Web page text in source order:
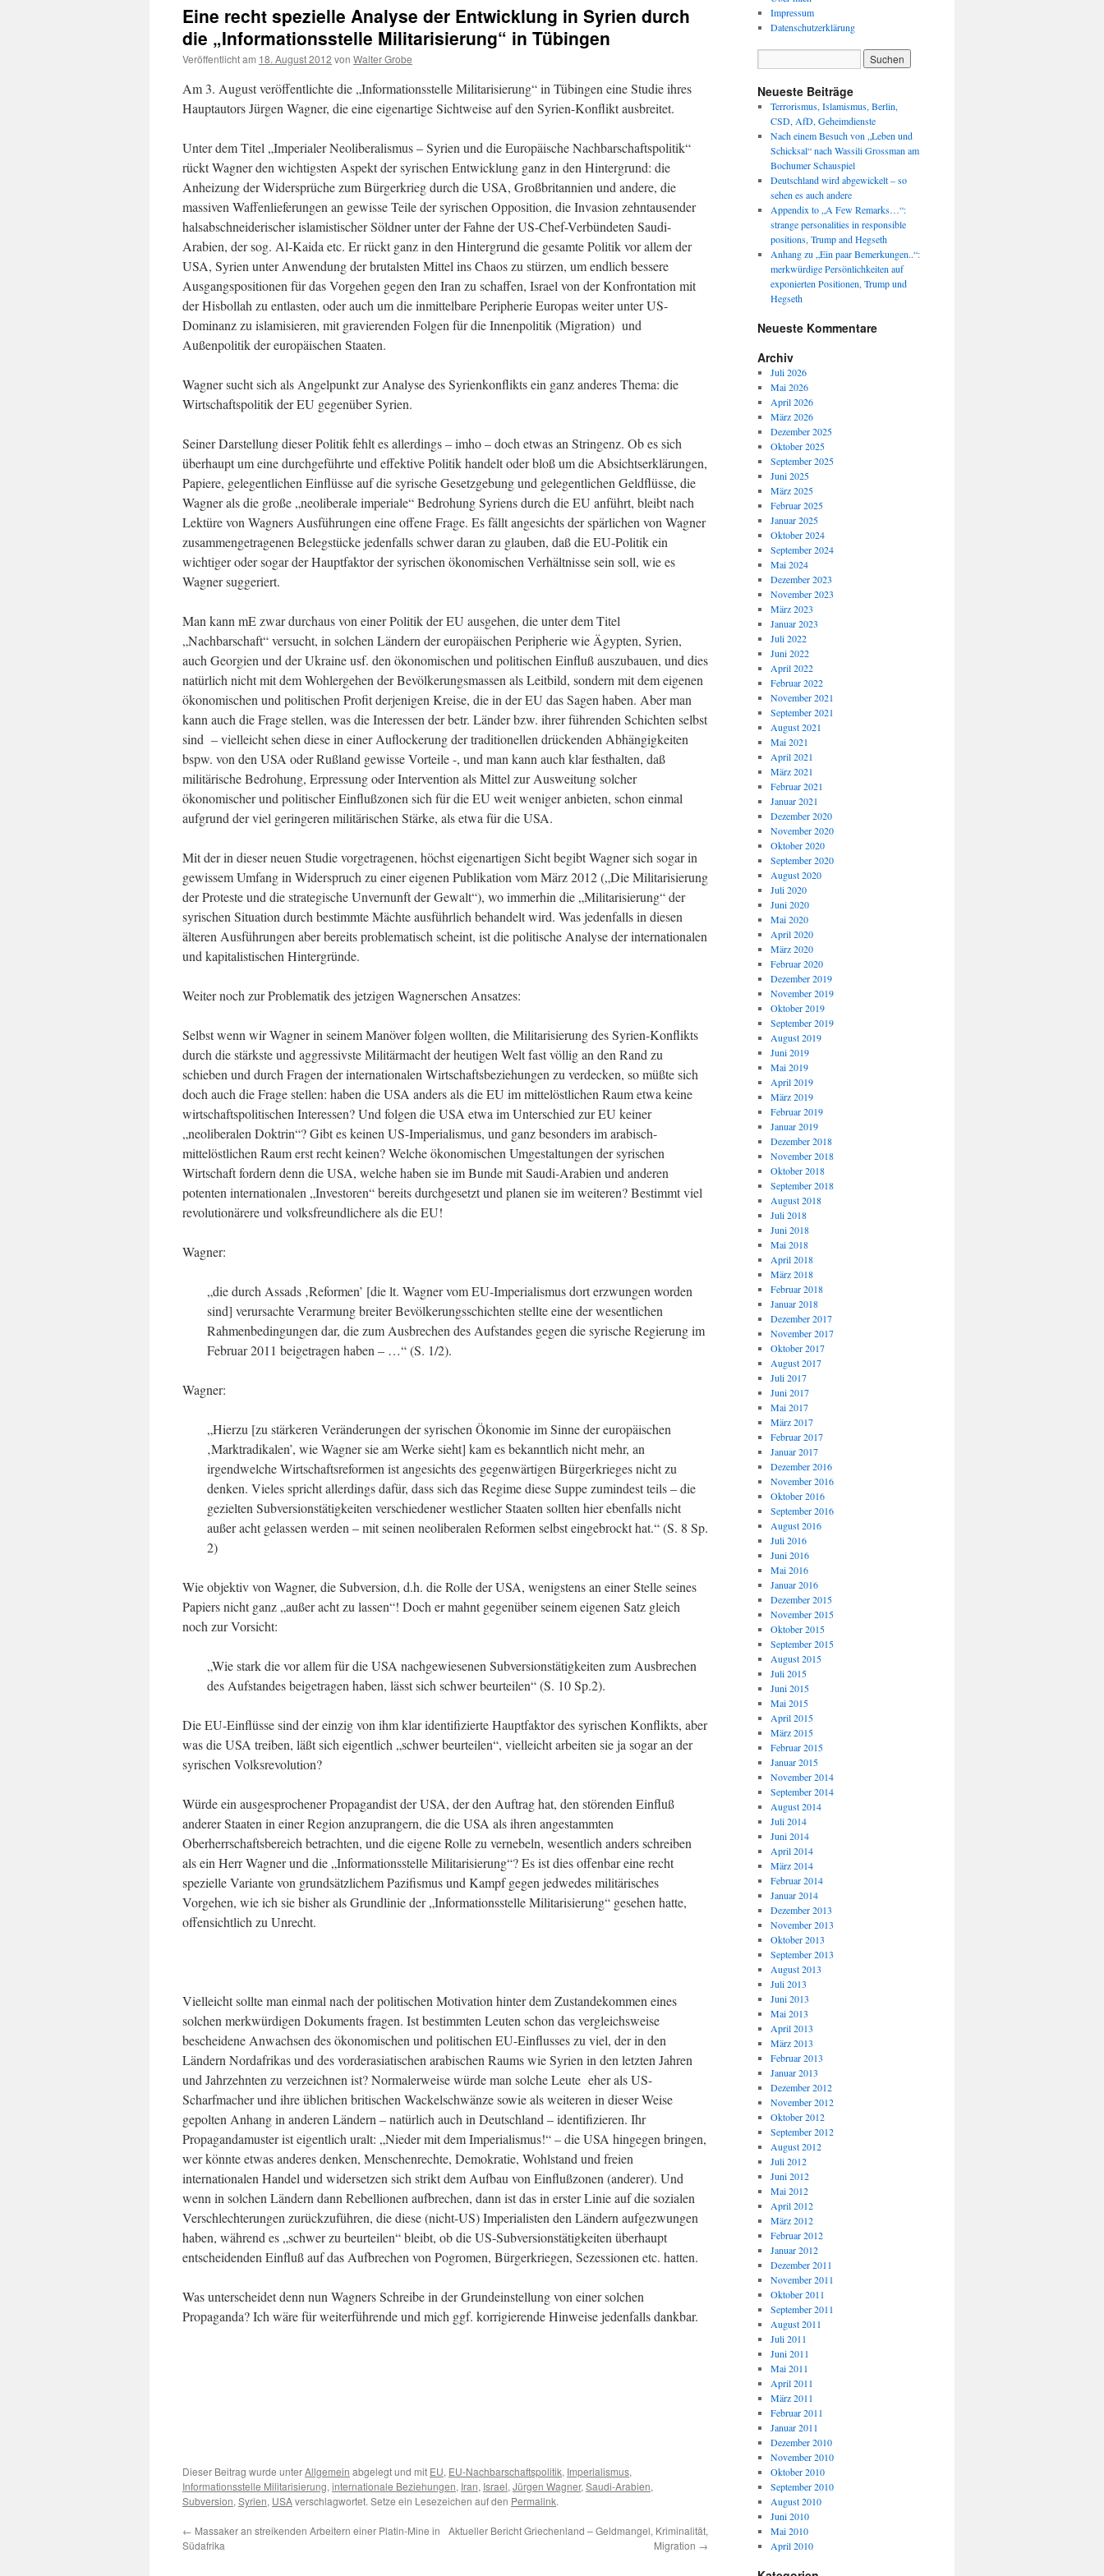
Eine recht spezielle Analyse der Entwicklung in Syrien durch
die „Informationsstelle Militarisierung“ in Tübingen
Veröffentlicht am 18. August 2012 von Walter Grobe
Am 3. August veröffentlichte die „Informationsstelle Militarisierung“ in Tübingen eine Studie ihres
Hauptautors Jürgen Wagner, die eine eigenartige Sichtweise auf den Syrien-Konflikt ausbreitet.
Unter dem Titel „Imperialer Neoliberalismus – Syrien und die Europäische Nachbarschaftspolitik“
rückt Wagner den wichtigsten Aspekt der syrischen Entwicklung ganz in den Hintergrund: die
Anheizung der Widersprüche zum Bürgerkrieg durch die USA, Großbritannien und andere, die
massiven Waffenlieferungen an gewisse Teile der syrischen Opposition, die Invasion zehntausender
halsabschneiderischer islamistischer Söldner unter der Fahne der US-Chef-Verbündeten Saudi-
Arabien, der sog. Al-Kaida etc. Er rückt ganz in den Hintergrund die gesamte Politik vor allem der
USA, Syrien unter Anwendung der brutalsten Mittel ins Chaos zu stürzen, um endlich bessere
Ausgangspositionen für das Vorgehen gegen den Iran zu schaffen, Israel von der Konfrontation mit
der Hisbollah zu entlasten, oder auch um die inmittelbare Peripherie Europas weiter unter US-
Dominanz zu islamisieren, mit gravierenden Folgen für die Innenpolitik (Migration) und
Außenpolitik der europäischen Staaten.
Wagner sucht sich als Angelpunkt zur Analyse des Syrienkonflikts ein ganz anderes Thema: die
Wirtschaftspolitik der EU gegenüber Syrien.
Seiner Darstellung dieser Politik fehlt es allerdings – imho – doch etwas an Stringenz. Ob es sich
überhaupt um eine durchgeführte und effektive Politik handelt oder bloß um die Absichtserklärungen,
Papiere, gelegentlichen Einflüsse auf die syrische Gesetzgebung und gelegentlichen Geldflüsse, die
Wagner als die große „neoliberale imperiale“ Bedrohung Syriens durch die EU anführt, bleibt nach
Lektüre von Wagners Ausführungen eine offene Frage. Es fällt angesichts der spärlichen von Wagner
zusammengetragenen Belegstücke jedenfalls schwer daran zu glauben, daß die EU-Politik ein
wichtiger oder sogar der Hauptfaktor der syrischen ökonomischen Verhältnisse sein soll, wie es
Wagner suggeriert.
Man kann mE zwar durchaus von einer Politik der EU ausgehen, die unter dem Titel
„Nachbarschaft“ versucht, in solchen Ländern der europäischen Peripherie wie Ägypten, Syrien,
auch Georgien und der Ukraine usf. den ökonomischen und politischen Einfluß auszubauen, und dies
natürlich nicht mit dem Wohlergehen der Bevölkerungsmassen als Leitbild, sondern mit dem eigenen
ökonomischen und politischen Profit derjenigen Kreise, die in der EU das Sagen haben. Aber man
kann auch die Frage stellen, was die Interessen der betr. Länder bzw. ihrer führenden Schichten selbst
sind – vielleicht sehen diese in einer Auflockerung der traditionellen drückenden Abhängigkeiten
bspw. von den USA oder Rußland gewisse Vorteile -, und man kann auch klar festhalten, daß
militärische Bedrohung, Erpressung oder Intervention als Mittel zur Ausweitung solcher
ökonomischer und politischer Einflußzonen sich für die EU weit weniger anbieten, schon einmal
aufgrund der viel geringeren militärischen Stärke, als etwa für die USA.
Mit der in dieser neuen Studie vorgetragenen, höchst eigenartigen Sicht begibt Wagner sich sogar in
gewissem Umfang in Widerspruch zu einer eigenen Publikation vom März 2012 („Die Militarisierung
der Proteste und die strategische Unvernunft der Gewalt“), wo immerhin die „Militarisierung“ der
syrischen Situation durch bestimmte Mächte ausführlich behandelt wird. Was jedenfalls in diesen
älteren Ausführungen aber bereits problematisch scheint, ist die politische Analyse der internationalen
und kapitalistischen Hintergründe.
Weiter noch zur Problematik des jetzigen Wagnerschen Ansatzes:
Selbst wenn wir Wagner in seinem Manöver folgen wollten, die Militarisierung des Syrien-Konflikts
durch die stärkste und aggressivste Militärmacht der heutigen Welt fast völlig an den Rand zu
schieben und durch Fragen der internationalen Wirtschaftsbeziehungen zu verdecken, so müßte sich
doch auch die Frage stellen: haben die USA anders als die EU im mittelöstlichen Raum etwa keine
wirtschaftspolitischen Interessen? Und folgen die USA etwa im Unterschied zur EU keiner
„neoliberalen Doktrin“? Gibt es keinen US-Imperialismus, und ganz besonders im arabisch-
mittelöstlichen Raum erst recht keinen? Welche ökonomischen Umgestaltungen der syrischen
Wirtschaft fordern denn die USA, welche haben sie im Bunde mit Saudi-Arabien und anderen
potenten internationalen „Investoren“ bereits durchgesetzt und planen sie im weiteren? Bestimmt viel
revolutionärere und volksfreundlichere als die EU!
Wagner:
„die durch Assads ‚Reformen’ [die lt. Wagner vom EU-Imperialismus dort erzwungen worden
sind] verursachte Verarmung breiter Bevölkerungsschichten stellte eine der wesentlichen
Rahmenbedingungen dar, die zum Ausbrechen des Aufstandes gegen die syrische Regierung im
Februar 2011 beigetragen haben – …“ (S. 1/2).
Wagner:
„Hierzu [zu stärkeren Veränderungen der syrischen Ökonomie im Sinne der europäischen
‚Marktradikalen’, wie Wagner sie am Werke sieht] kam es bekanntlich nicht mehr, an
irgendwelche Wirtschaftsreformen ist angesichts des gegenwärtigen Bürgerkrieges nicht zu
denken. Vieles spricht allerdings dafür, dass sich das Regime diese Suppe zumindest teils – die
gezielten Subversionstätigkeiten verschiedener westlicher Staaten sollten hier ebenfalls nicht
außer acht gelassen werden – mit seinen neoliberalen Reformen selbst eingebrockt hat.“ (S. 8 Sp.
2)
Wie objektiv von Wagner, die Subversion, d.h. die Rolle der USA, wenigstens an einer Stelle seines
Papiers nicht ganz „außer acht zu lassen“! Doch er mahnt gegenüber seinem eigenen Satz gleich
noch zur Vorsicht:
„Wie stark die vor allem für die USA nachgewiesenen Subversionstätigkeiten zum Ausbrechen
des Aufstandes beigetragen haben, lässt sich schwer beurteilen“ (S. 10 Sp.2).
Die EU-Einflüsse sind der einzig von ihm klar identifizierte Hauptfaktor des syrischen Konflikts, aber
was die USA treiben, läßt sich eigentlich „schwer beurteilen“, vielleicht arbeiten sie ja sogar an der
syrischen Volksrevolution?
Würde ein ausgesprochener Propagandist der USA, der den Auftrag hat, den störenden Einfluß
anderer Staaten in einer Region anzuprangern, die die USA als ihren angestammten
Oberherrschaftsbereich betrachten, und die eigene Rolle zu vernebeln, wesentlich anders schreiben
als ein Herr Wagner und die „Informationsstelle Militarisierung“? Es ist dies offenbar eine recht
spezielle Variante von grundsätzlichem Pazifismus und Kampf gegen jedwedes militärisches
Vorgehen, wie ich sie bisher als Grundlinie der „Informationsstelle Militarisierung“ gesehen hatte,
offensichtlich zu Unrecht.
Vielleicht sollte man einmal nach der politischen Motivation hinter dem Zustandekommen eines
solchen merkwürdigen Dokuments fragen. Ist bestimmten Leuten schon das vergleichsweise
bescheidene Anwachsen des ökonomischen und politischen EU-Einflusses zu viel, der in den
Ländern Nordafrikas und des vorderasiatischen arabischen Raums wie Syrien in den letzten Jahren
und Jahrzehnten zu verzeichnen ist? Normalerweise würde man solche Leute eher als US-
Scharfmacher und ihre üblichen britischen Wackelschwänze sowie als weiteren in dieser Weise
gepolten Anhang in anderen Ländern – natürlich auch in Deutschland – identifizieren. Ihr
Propagandamuster ist eigentlich uralt: „Nieder mit dem Imperialismus!“ – die USA hingegen bringen,
wer könnte etwas anderes denken, Menschenrechte, Demokratie, Wohlstand und freien
internationalen Handel und widersetzen sich strikt dem Aufbau von Einflußzonen (anderer). Und
wenn in solchen Ländern dann Rebellionen aufbrechen, dann ist das in erster Linie auf die sozialen
Verschlechterungen zurückzuführen, die diese (nicht-US) Imperialisten den Ländern aufgezwungen
haben, während es „schwer zu beurteilen“ bleibt, ob die US-Subversionstätigkeiten überhaupt
entscheidenden Einfluß auf das Aufbrechen von Pogromen, Bürgerkriegen, Sezessionen etc. hatten.
Was unterscheidet denn nun Wagners Schreibe in der Grundeinstellung von einer solchen
Propaganda? Ich wäre für weiterführende und mich ggf. korrigierende Hinweise jedenfalls dankbar.
Dieser Beitrag wurde unterAllgemein abgelegt und mit EU, EU-Nachbarschaftspolitik, Imperialismus,
Informationsstelle Militarisierung, internationale Beziehungen, Iran, Israel, Jürgen Wagner, Saudi-Arabien,
Subversion, Syrien, USAverschlagwortet. Setze ein Lesezeichen auf den Permalink.
← Massaker an streikenden Arbeitern einer Platin-Mine in
Südafrika
Aktueller Bericht Griechenland – Geldmangel, Kriminalität,
Migration →
Impressum
Datenschutzerklärung
Neueste Beiträge
Terrorismus, Islamismus, Berlin,
CSD, AfD, Geheimdienste
Nach einem Besuch von „Leben und
Schicksal“ nach Wassili Grossman am
Bochumer Schauspiel
Deutschland wird abgewickelt – so
sehen es auch andere
Appendix to „A Few Remarks…“:
strange personalities in responsible
positions, Trump and Hegseth
Anhang zu „Ein paar Bemerkungen..“:
merkwürdige Persönlichkeiten auf
exponierten Positionen, Trump und
Hegseth
Neueste Kommentare
Archiv
Juli 2026
Mai 2026
April 2026
März 2026
Dezember 2025
Oktober 2025
September 2025
Juni 2025
März 2025
Februar 2025
Januar 2025
Oktober 2024
September 2024
Mai 2024
Dezember 2023
November 2023
März 2023
Januar 2023
Juli 2022
Juni 2022
April 2022
Februar 2022
November 2021
September 2021
August 2021
Mai 2021
April 2021
März 2021
Februar 2021
Januar 2021
Dezember 2020
November 2020
Oktober 2020
September 2020
August 2020
Juli 2020
Juni 2020
Mai 2020
April 2020
März 2020
Februar 2020
Dezember 2019
November 2019
Oktober 2019
September 2019
August 2019
Juni 2019
Mai 2019
April 2019
März 2019
Februar 2019
Januar 2019
Dezember 2018
November 2018
Oktober 2018
September 2018
August 2018
Juli 2018
Juni 2018
Mai 2018
April 2018
März 2018
Februar 2018
Januar 2018
Dezember 2017
November 2017
Oktober 2017
August 2017
Juli 2017
Juni 2017
Mai 2017
März 2017
Februar 2017
Januar 2017
Dezember 2016
November 2016
Oktober 2016
September 2016
August 2016
Juli 2016
Juni 2016
Mai 2016
Januar 2016
Dezember 2015
November 2015
Oktober 2015
September 2015
August 2015
Juli 2015
Juni 2015
Mai 2015
April 2015
März 2015
Februar 2015
Januar 2015
November 2014
September 2014
August 2014
Juli 2014
Juni 2014
April 2014
März 2014
Februar 2014
Januar 2014
Dezember 2013
November 2013
Oktober 2013
September 2013
August 2013
Juli 2013
Juni 2013
Mai 2013
April 2013
März 2013
Februar 2013
Januar 2013
Dezember 2012
November 2012
Oktober 2012
September 2012
August 2012
Juli 2012
Juni 2012
Mai 2012
April 2012
März 2012
Februar 2012
Januar 2012
Dezember 2011
November 2011
Oktober 2011
September 2011
August 2011
Juli 2011
Juni 2011
Mai 2011
April 2011
März 2011
Februar 2011
Januar 2011
Dezember 2010
November 2010
Oktober 2010
September 2010
August 2010
Juni 2010
Mai 2010
April 2010